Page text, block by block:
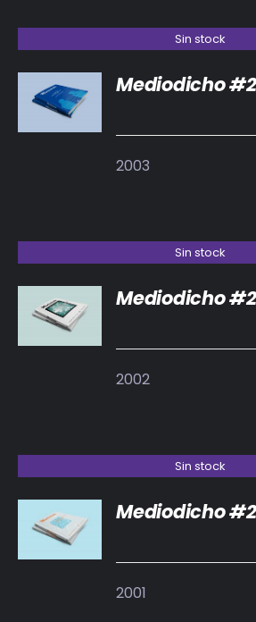
Sin stock
DETALLES
Mediodicho
2003
Sin stock
DETALLES
Mediodicho
2002
Sin stock
DETALLES
Mediodicho
2001